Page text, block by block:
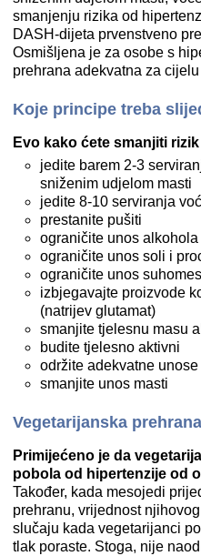
smanjenju rizika od
DASH-dijeta prvenstveno
Osmišljena je za osobe s
prehrana adekvatna za
Koje principe treba
Evo kako ćete smanjiti
jedite barem 2-3
sniženim udjelom masti
jedite 8-10 serviranja
prestanite pušiti
ograničite unos alkohola
ograničite unos soli i
ograničite unos
izbjegavajte proizvode
(natrijev glutamat)
smanjite tjelesnu masu
budite tjelesno aktivni
održite adekvatne
smanjite unos masti
Vegetarijanska prehrana
Primijećeno je da
pobola od hipertenzije od
Također, kada mesojedi
prehranu, vrijednost
slučaju kada vegetarijanci
tlak poraste. Stoga, nije